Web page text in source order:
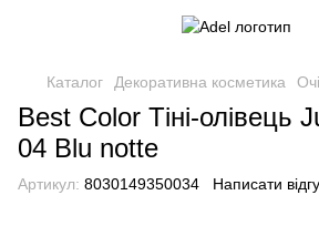
Каталог Декоративна косметика Очі
Best Color Тіні-олівець
04 Blu notte
Артикул: 8030149350034 Написати